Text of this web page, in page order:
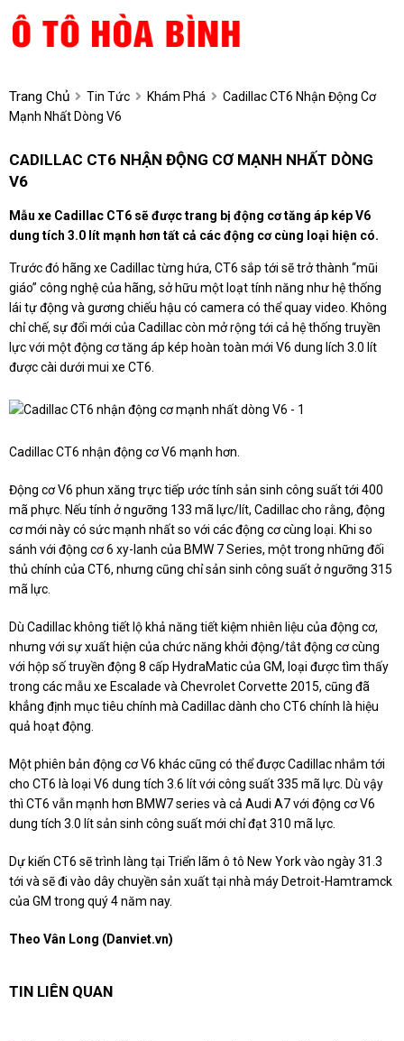
Trang Chủ Tin Tức Khám Phá
Cadillac CT6 Nhận Động Cơ
Mạnh Nhất Dòng V6
CADILLAC CT6 NHẬN ĐỘNG CƠ MẠNH NHẤT DÒNG
V6
Mẫu xe Cadillac CT6 sẽ được trang bị động cơ tăng áp kép V6
dung tích 3.0 lít mạnh hơn tất cả các động cơ cùng loại hiện có.
Trước đó hãng xe Cadillac từng hứa, CT6 sắp tới sẽ trở thành “mũi
giáo” công nghệ của hãng, sở hữu một loạt tính năng như hệ thống
lái tự động và gương chiếu hậu có camera có thể quay video. Không
chỉ chế, sự đổi mới của Cadillac còn mở rộng tới cả hệ thống truyền
lực với một động cơ tăng áp kép hoàn toàn mới V6 dung lích 3.0 lít
được cài dưới mui xe CT6.
Cadillac CT6 nhận động cơ V6 mạnh hơn.
Động cơ V6 phun xăng trực tiếp ước tính sản sinh công suất tới 400
mã phực. Nếu tính ở ngưỡng 133 mã lực/lít, Cadillac cho rằng, động
cơ mới này có sức mạnh nhất so với các động cơ cùng loại. Khi so
sánh với động cơ 6 xy-lanh của BMW 7 Series, một trong những đối
thủ chính của CT6, nhưng cũng chỉ sản sinh công suất ở ngưỡng 315
mã lực.
Dù Cadillac không tiết lộ khả năng tiết kiệm nhiên liệu của động cơ,
nhưng với sự xuất hiện của chức năng khởi động/tắt động cơ cùng
với hộp số truyền động 8 cấp HydraMatic của GM, loại được tìm thấy
trong các mẫu xe Escalade và Chevrolet Corvette 2015, cũng đã
khẳng định mục tiêu chính mà Cadillac dành cho CT6 chính là hiệu
quả hoạt động.
Một phiên bản động cơ V6 khác cũng có thể được Cadillac nhắm tới
cho CT6 là loại V6 dung tích 3.6 lít với công suất 335 mã lực. Dù vậy
thì CT6 vẫn mạnh hơn BMW7 series và cả Audi A7 với động cơ V6
dung tích 3.0 lít sản sinh công suất mới chỉ đạt 310 mã lực.
Dự kiến CT6 sẽ trình làng tại Triển lãm ô tô New York vào ngày 31.3
tới và sẽ đi vào dây chuyền sản xuất tại nhà máy Detroit-Hamtramck
của GM trong quý 4 năm nay.
Theo Vân Long (Danviet.vn)
TIN LIÊN QUAN